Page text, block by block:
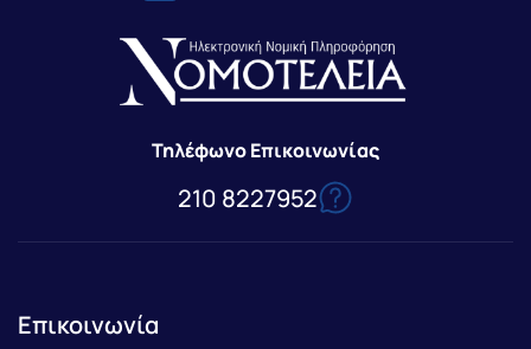
Τηλέφωνο Επικοινωνίας
210 8227952
Επικοινωνία